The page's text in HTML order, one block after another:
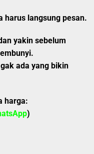
harus langsung pesan.
yakin sebelum
ada yang bikin
harga:
)